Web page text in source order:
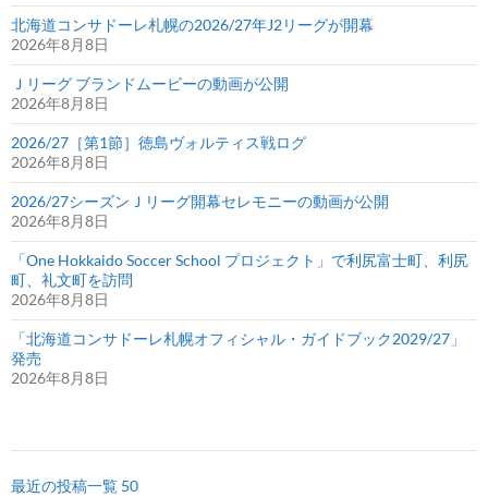
選
出
北海道コンサドーレ札幌の2026/27年J2リーグが開幕
2026年8月8日
Ｊリーグ ブランドムービーの動画が公開
2026年8月8日
2026/27［第1節］徳島ヴォルティス戦ログ
2026年8月8日
2026/27シーズンＪリーグ開幕セレモニーの動画が公開
2026年8月8日
「One Hokkaido Soccer School プロジェクト」で利尻富士町、利尻
町、礼文町を訪問
2026年8月8日
「北海道コンサドーレ札幌オフィシャル・ガイドブック2029/27」
発売
2026年8月8日
最近の投稿一覧 50